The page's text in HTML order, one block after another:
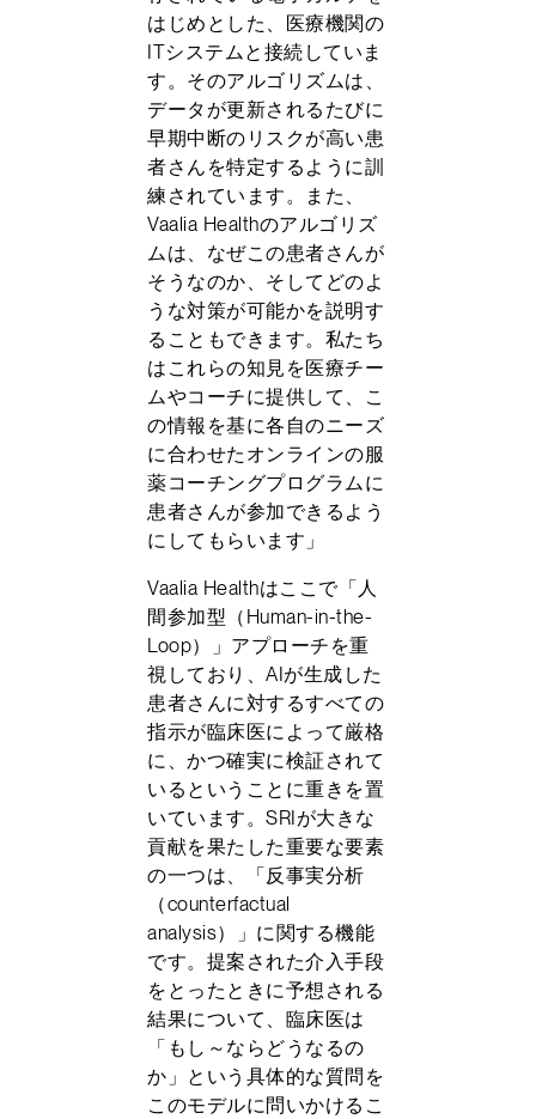
はじめとした、医療機関の
ITシステムと接続していま
す。そのアルゴリズムは、
データが更新されるたびに
早期中断のリスクが高い患
者さんを特定するように訓
練されています。また、
Vaalia Healthのアルゴリズ
ムは、なぜこの患者さんが
そうなのか、そしてどのよ
うな対策が可能かを説明す
ることもできます。私たち
はこれらの知見を医療チー
ムやコーチに提供して、こ
の情報を基に各自のニーズ
に合わせたオンラインの服
薬コーチングプログラムに
患者さんが参加できるよう
にしてもらいます」
Vaalia Healthはここで「人
間参加型（Human-in-the-
Loop）」アプローチを重
視しており、AIが生成した
患者さんに対するすべての
指示が臨床医によって厳格
に、かつ確実に検証されて
いるということに重きを置
いています。SRIが大きな
貢献を果たした重要な要素
の一つは、「反事実分析
（counterfactual
analysis）」に関する機能
です。提案された介入手段
をとったときに予想される
結果について、臨床医は
「もし～ならどうなるの
か」という具体的な質問を
このモデルに問いかけるこ